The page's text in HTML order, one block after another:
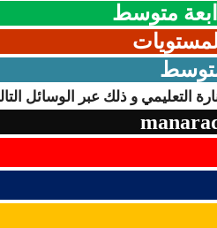
متوسط
التعليمي و ذلك عبر الوسائل